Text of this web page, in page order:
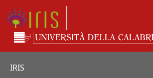
IRIS